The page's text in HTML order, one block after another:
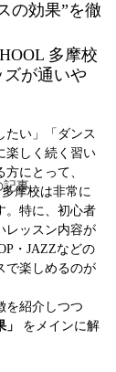
記事
の効果”を徹
多摩校
が通いや
たい」「ダンス
楽しく続く習い
にとって、
摩校は非常に
。特に、初心者
レッスン内容が
・JAZZなどの
で楽しめるのが
を紹介しつつ
をメインに解